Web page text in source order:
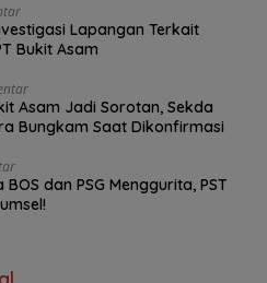
Lapangan Terkait
Bukit Asam
Asam Jadi Sorotan, Sekda
Bungkam Saat Dikonfirmasi
dan PSG Menggurita, PST